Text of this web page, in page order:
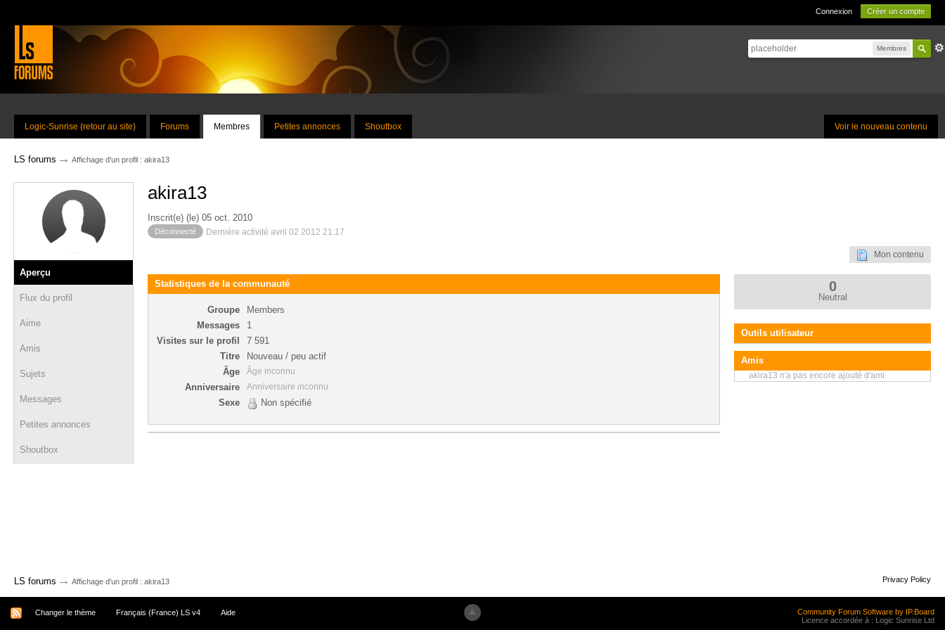
Connexion Créer un compte
Membres
Voir le nouveau contenu
Logic-Sunrise (retour au site) Forums Membres Petites annonces Shoutbox
LS forums → Affichage d'un profil : akira13
Aperçu
Flux du profil
Aime
Amis
Sujets
Messages
Petites annonces
Shoutbox
akira13
Inscrit(e) (le) 05 oct. 2010
Déconnecté Dernière activité avril 02 2012 21:17
Mon contenu
Statistiques de la communauté
Groupe
Members
Messages
1
Visites sur le profil
7 591
Titre
Nouveau / peu actif
Âge
Âge inconnu
Anniversaire Anniversaire inconnu
Sexe Non spécifié
0
Neutral
Outils utilisateur
Amis
akira13 n'a pas encore ajouté d'ami.
LS forums → Affichage d'un profil : akira13 Privacy Policy
Changer le thème Français (France) LS v4 Aide
Community Forum Software by IP.Board
Licence accordée à : Logic Sunrise Ltd